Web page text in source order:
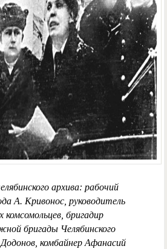
архива: рабочий
А. Кривонос, руководитель
комсомольцев, бригадир
бригады Челябинского
комбайнер Афанасий